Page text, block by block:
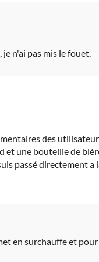
n'ai pas mis le fouet.
des
et une bouteille de
passé directement a
en surchauffe et